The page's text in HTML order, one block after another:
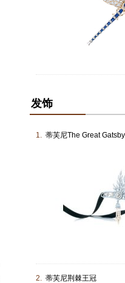
发饰
1. 蒂芙尼The Great Gatsby
2. 蒂芙尼荆棘王冠